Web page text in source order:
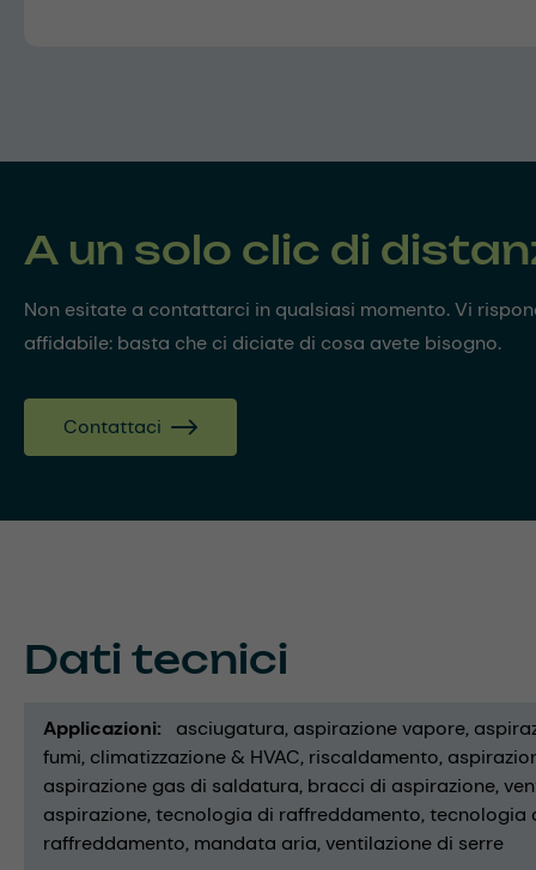
A un solo clic di
Non esitate a contattarci in qualsiasi momento. Vi
affidabile: basta che ci diciate di cosa avete bisogno.
Contattaci
Dati tecnici
Applicazioni asciugatura aspirazione vapore
fumi climatizzazione & HVAC riscaldamento
aspirazione gas di saldatura bracci di aspirazione
aspirazione tecnologia di raffreddamento tecnologia
raffreddamento mandata aria ventilazione di serre